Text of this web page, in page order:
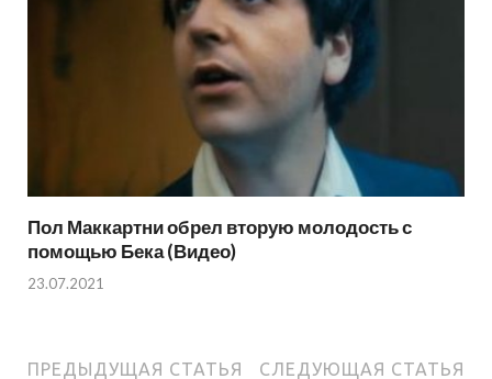
Пол Маккартни обрел вторую молодость с
помощью Бека (Видео)
23.07.2021
ПРЕДЫДУЩАЯ СТАТЬЯ СЛЕДУЮЩАЯ СТАТЬЯ